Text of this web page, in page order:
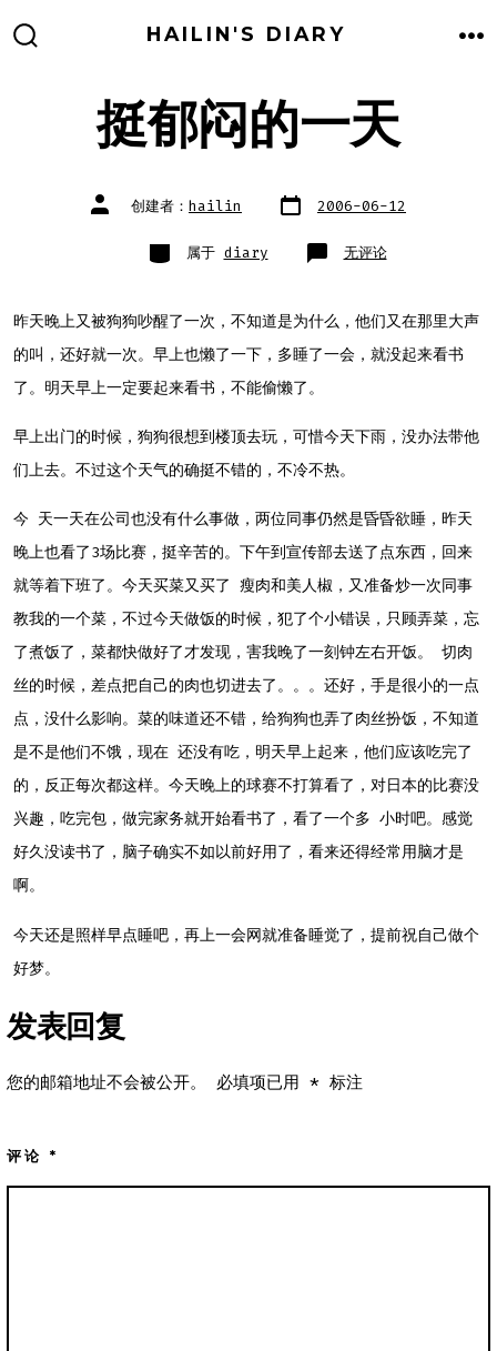
HAILIN'S DIARY
挺郁闷的一天
文
章 创建者： hailin 文
章
2006-06-12
类
别 属于 diary 挺
郁
天
无评论
昨天晚上又被狗狗吵醒了一次，不知道是为什么，他们又在那里大声
的叫，还好就一次。早上也懒了一下，多睡了一会，就没起来看书
了。明天早上一定要起来看书，不能偷懒了。
早上出门的时候，狗狗很想到楼顶去玩，可惜今天下雨，没办法带他
们上去。不过这个天气的确挺不错的，不冷不热。
今 天一天在公司也没有什么事做，两位同事仍然是昏昏欲睡，昨天
晚上也看了3场比赛，挺辛苦的。下午到宣传部去送了点东西，回来
就等着下班了。今天买菜又买了 瘦肉和美人椒，又准备炒一次同事
教我的一个菜，不过今天做饭的时候，犯了个小错误，只顾弄菜，忘
了煮饭了，菜都快做好了才发现，害我晚了一刻钟左右开饭。 切肉
丝的时候，差点把自己的肉也切进去了。。。还好，手是很小的一点
点，没什么影响。菜的味道还不错，给狗狗也弄了肉丝扮饭，不知道
是不是他们不饿，现在 还没有吃，明天早上起来，他们应该吃完了
的，反正每次都这样。今天晚上的球赛不打算看了，对日本的比赛没
兴趣，吃完包，做完家务就开始看书了，看了一个多 小时吧。感觉
好久没读书了，脑子确实不如以前好用了，看来还得经常用脑才是
啊。
今天还是照样早点睡吧，再上一会网就准备睡觉了，提前祝自己做个
好梦。
发表回复
您的邮箱地址不会被公开。 必填项已用* 标注
评论*